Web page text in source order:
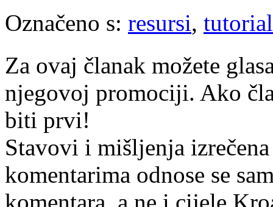
Označeno s: resursi,
Za ovaj članak možete
njegovoj promociji. Ako
biti prvi!
Stavovi i mišljenja
komentarima odnose se